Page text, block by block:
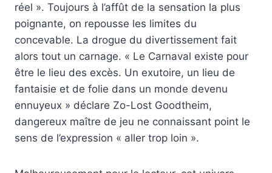
réel ». Toujours à l’affût de la sensation la plus
poignante, on repousse les limites du
concevable. La drogue du divertissement fait
alors tout un carnage. « Le Carnaval existe pour
être le lieu des excès. Un exutoire, un lieu de
fantaisie et de folie dans un monde devenu
ennuyeux » déclare Zo-Lost Goodtheim,
dangereux maître de jeu ne connaissant point le
sens de l’expression « aller trop loin ».